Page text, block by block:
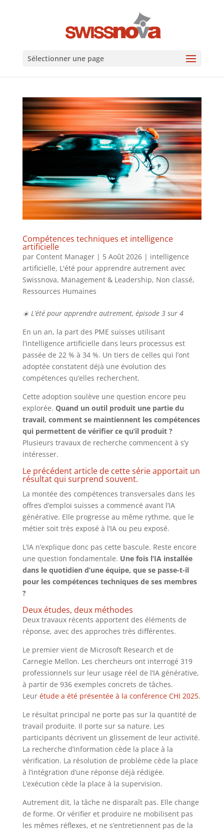
Sélectionner une page
Compétences techniques et intelligence
artificielle
par Content Manager| 5 Août 2026| intelligence
artificielle, L'été pour apprendre autrement avec
Swissnova, Management & Leadership, Non classé,
Ressources Humaines
☀️ L’été pour apprendre autrement, épisode 3 sur 4
En un an, la part des PME suisses utilisant
l’intelligence artificielle dans leurs processus est
passée de 22 % à 34 %. Un tiers de celles qui l’ont
adoptée constatent déjà une évolution des
compétences qu’elles recherchent.
Cette adoption soulève une question encore peu
explorée. Quand un outil produit une partie du
travail, comment se maintiennent les compétences
qui permettent de vérifier ce qu’il produit ?
Plusieurs travaux de recherche commencent à s’y
intéresser.
Le précédent article de cette série apportait un
résultat qui surprend souvent.
La montée des compétences transversales dans les
offres d’emploi suisses a commencé avant l’IA
générative. Elle progresse au même rythme, que le
métier soit très exposé à l’IA ou peu exposé.
L’IA n’explique donc pas cette bascule. Reste encore
une question fondamentale. Une fois l’IA installée
dans le quotidien d’une équipe, que se passe-t-il
pour les compétences techniques de ses membres
?
Deux études, deux méthodes
Deux travaux récents apportent des éléments de
réponse, avec des approches très différentes.
Le premier vient de Microsoft Research et de
Carnegie Mellon. Les chercheurs ont interrogé 319
professionnels sur leur usage réel de l’IA générative,
à partir de 936 exemples concrets de tâches.
Leur étude a été présentée à la conférence CHI 2025.
Le résultat principal ne porte pas sur la quantité de
travail produite. Il porte sur sa nature. Les
participants décrivent un glissement de leur activité.
La recherche d’information cède la place à la
vérification. La résolution de problème cède la place
à l’intégration d’une réponse déjà rédigée.
L’exécution cède la place à la supervision.
Autrement dit, la tâche ne disparaît pas. Elle change
de forme. Or vérifier et produire ne mobilisent pas
les mêmes réflexes, et ne s’entretiennent pas de la